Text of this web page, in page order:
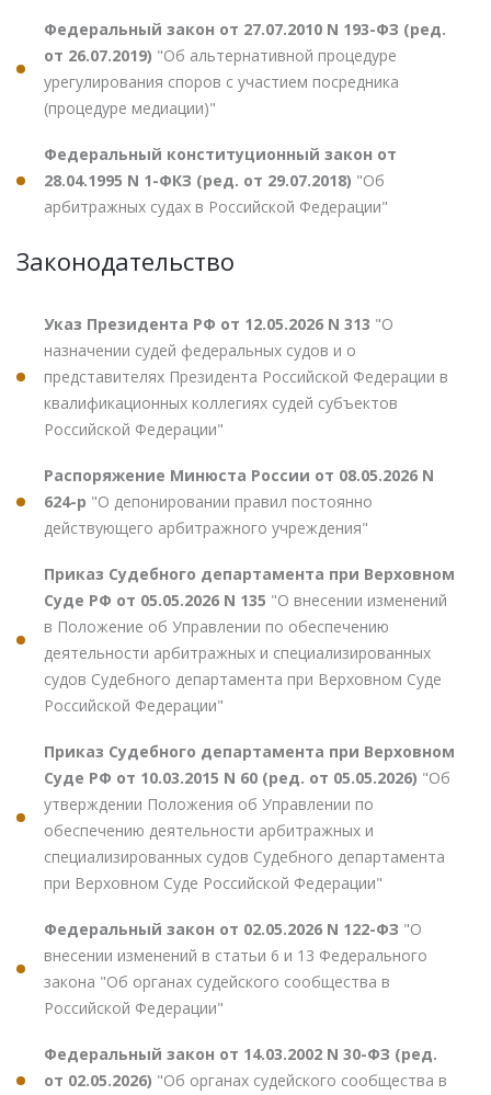
Федеральный закон от 27.07.2010 N 193-ФЗ (ред.
от 26.07.2019) "Об альтернативной процедуре
урегулирования споров с участием посредника
(процедуре медиации)"
Федеральный конституционный закон от
28.04.1995 N 1-ФКЗ (ред. от 29.07.2018) "Об
арбитражных судах в Российской Федерации"
Законодательство
Указ Президента РФ от 12.05.2026 N 313 "О
назначении судей федеральных судов и о
представителях Президента Российской Федерации в
квалификационных коллегиях судей субъектов
Российской Федерации"
Распоряжение Минюста России от 08.05.2026 N
624-р "О депонировании правил постоянно
действующего арбитражного учреждения"
Приказ Судебного департамента при Верховном
Суде РФ от 05.05.2026 N 135 "О внесении изменений
в Положение об Управлении по обеспечению
деятельности арбитражных и специализированных
судов Судебного департамента при Верховном Суде
Российской Федерации"
Приказ Судебного департамента при Верховном
Суде РФ от 10.03.2015 N 60 (ред. от 05.05.2026) "Об
утверждении Положения об Управлении по
обеспечению деятельности арбитражных и
специализированных судов Судебного департамента
при Верховном Суде Российской Федерации"
Федеральный закон от 02.05.2026 N 122-ФЗ "О
внесении изменений в статьи 6 и 13 Федерального
закона "Об органах судейского сообщества в
Российской Федерации"
Федеральный закон от 14.03.2002 N 30-ФЗ (ред.
от 02.05.2026) "Об органах судейского сообщества в